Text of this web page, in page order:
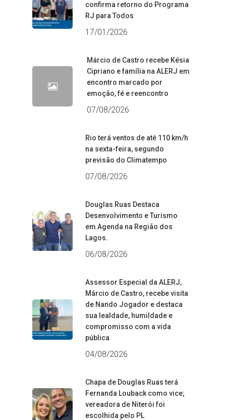
confirma retorno do Programa
RJ para Todos
17/01/2026
Márcio de Castro recebe Késia
Cipriano e família na ALERJ em
encontro marcado por
emoção, fé e reencontro
07/08/2026
Rio terá ventos de até 110 km/h
na sexta-feira, segundo
previsão do Climatempo
07/08/2026
Douglas Ruas Destaca
Desenvolvimento e Turismo
em Agenda na Região dos
Lagos.
06/08/2026
Assessor Especial da ALERJ,
Márcio de Castro, recebe visita
de Nando Jogador e destaca
sua lealdade, humildade e
compromisso com a vida
pública
04/08/2026
Chapa de Douglas Ruas terá
Fernanda Louback como vice;
vereadora de Niterói foi
escolhida pelo PL